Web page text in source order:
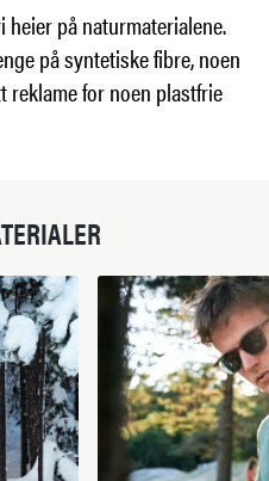
på naturmaterialene.
på syntetiske fibre, noen
reklame for noen plastfrie